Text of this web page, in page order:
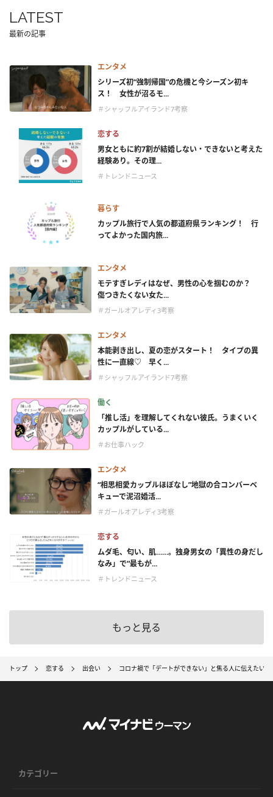
LATEST
最新の記事
エンタメ
シリーズ初“強制帰国”の危機と今シーズン初キ
ス！ 女性が沼るモ...
＃シャッフルアイランド7考察
恋する
男女ともに約7割が結婚しない・できないと考えた
経験あり。その理...
＃トレンドニュース
暮らす
カップル旅行で人気の都道府県ランキング！ 行
ってよかった国内旅...
エンタメ
モテすぎレディはなぜ、男性の心を掴むのか？
傷つきたくない女た...
＃ガールオアレディ3考察
エンタメ
本能剥き出し、夏の恋がスタート！ タイプの異
性に一直線♡ 早く...
＃シャッフルアイランド7考察
働く
「推し活」を理解してくれない彼氏。うまくいく
カップルがしている...
＃お仕事ハック
エンタメ
“相思相愛カップルほぼなし”地獄の合コンバーベ
キューで泥沼婚活...
＃ガールオアレディ3考察
恋する
ムダ毛、匂い、肌……。独身男女の「異性の身だし
なみ」で“最もが...
＃トレンドニュース
もっと見る
トップ 恋する 出会い コロナ禍で「デートができない」と焦る人に伝えたいこ
カテゴリー